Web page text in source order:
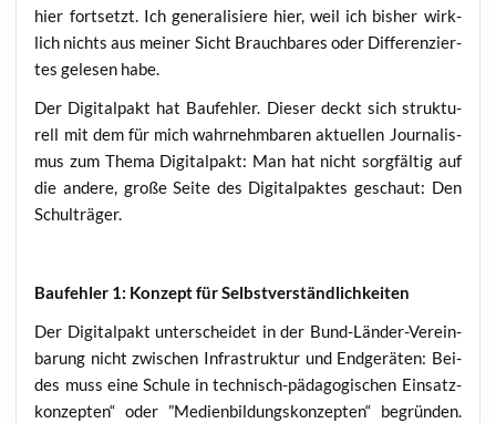
hier fort­setzt. Ich gene­ra­li­sie­re hier, weil ich bis­her wirk­
lich nichts aus mei­ner Sicht Brauch­ba­res oder Dif­fe­ren­zier­
tes gele­sen habe.
Der Digi­tal­pakt hat Bau­feh­ler. Die­ser deckt sich struk­tu­
rell mit dem für mich wahr­nehm­ba­ren aktu­el­len Jour­na­lis­
mus zum The­ma Digi­tal­pakt: Man hat nicht sorg­fäl­tig auf
die ande­re, gro­ße Sei­te des Digi­tal­pak­tes geschaut: Den
Schulträger.
Bau­feh­ler 1: Kon­zept für Selbstverständlichkeiten
Der Digi­tal­pakt unter­schei­det in der Bund-Län­der-Ver­ein­
ba­rung nicht zwi­schen Infra­struk­tur und End­ge­rä­ten: Bei­
des muss eine Schu­le in tech­nisch-päd­ago­gi­schen Ein­satz­
kon­zep­ten“ oder ”Medi­en­bil­dungs­kon­zep­ten“ begrün­den.